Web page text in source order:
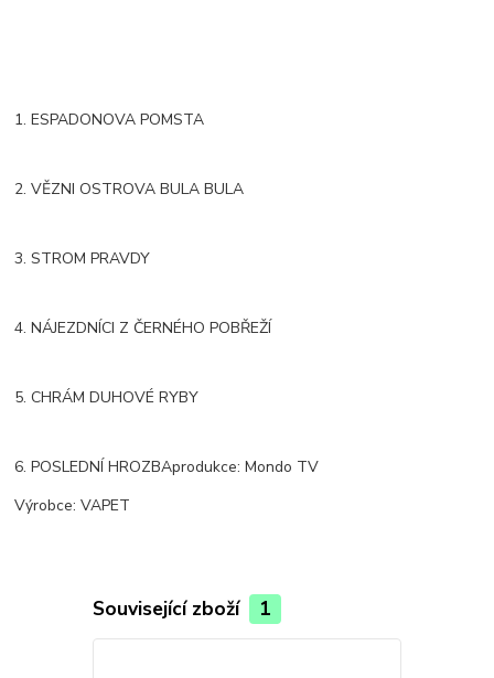
1. ESPADONOVA POMSTA
2. VĚZNI OSTROVA BULA BULA
3. STROM PRAVDY
4. NÁJEZDNÍCI Z ČERNÉHO POBŘEŽÍ
5. CHRÁM DUHOVÉ RYBY
6. POSLEDNÍ HROZBAprodukce: Mondo TV
Výrobce: VAPET
Související zboží 1